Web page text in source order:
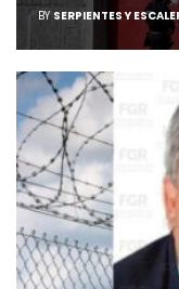
BY SERPIENTES Y